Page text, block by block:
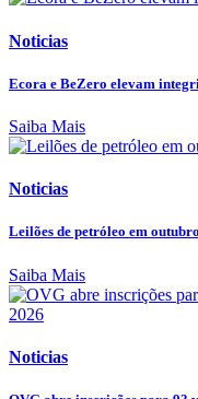
Noticias
Ecora e BeZero elevam
Saiba Mais
Noticias
Leilões de petróleo em
Saiba Mais
Noticias